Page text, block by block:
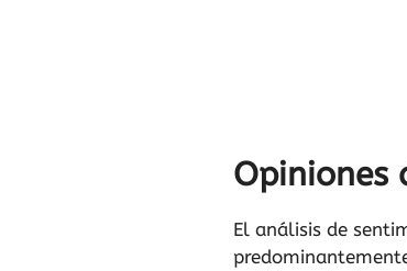
Opiniones
El análisis de